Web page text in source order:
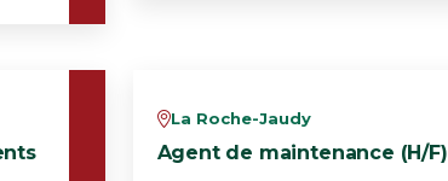
vLa Roche-Jaudy
Agent de maintenance (H/F)